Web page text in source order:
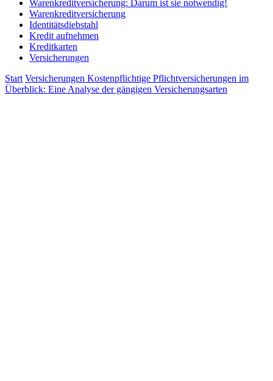
Warenkreditversicherung: Darum ist sie notwendig!
Warenkreditversicherung
Identitätsdiebstahl
Kredit aufnehmen
Kreditkarten
Versicherungen
Start Versicherungen Kostenpflichtige Pflichtversicherungen im
Überblick: Eine Analyse der gängigen Versicherungsarten